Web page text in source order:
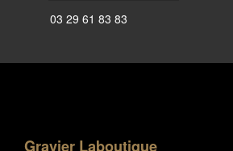
03 29 61 83 83
Gravier Laboutique